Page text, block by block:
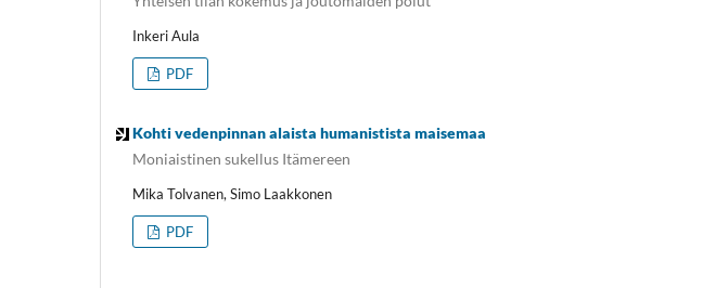
Inkeri Aula
PDF
Kohti vedenpinnan alaista humanistista maisemaa
Moniaistinen sukellus Itämereen
Mika Tolvanen, Simo Laakkonen
PDF